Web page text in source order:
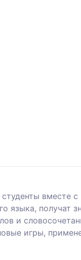
вместе
языка, получат
и
игры,